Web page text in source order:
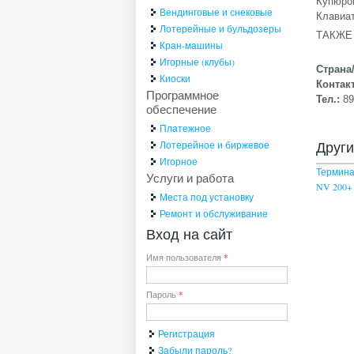
ТАКЖЕ
Тел.:
NV
Вендинговые и снековые
Лотерейные и бульдозеры
Кран-машины
Игорные (клубы)
Киоски
Программное
обеспечение
Платежное
Лотерейное и биржевое
Игорное
Услуги и работа
Места под установку
Ремонт и обслуживание
Вход на сайт
Имя пользователя *
Пароль *
Регистрация
Забыли пароль?